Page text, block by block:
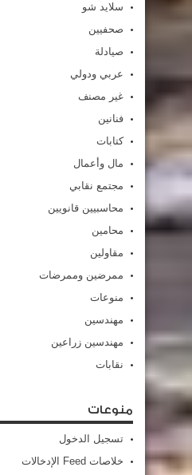
سلايد شو
صحفيين
صيادلة
عربي ودولي
غير مصنف
فنانين
كتابات
مال وأعمال
مجتمع نقابي
محاسبيين قانويين
محامين
مقاولين
ممرضين وممرضات
منوعات
مهندسين
مهندسين زراعين
نقابات
منوعات
تسجيل الدخول
خلاصات Feed الإدخالات